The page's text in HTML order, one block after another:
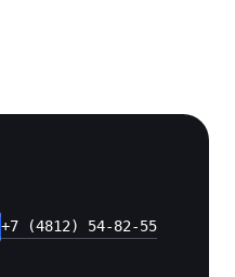
+7 (4812) 54-82-55